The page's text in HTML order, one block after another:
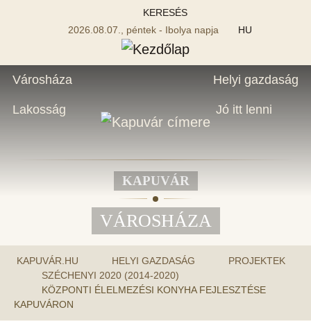
KERESÉS
2026.08.07., péntek - Ibolya napja
HU
Városháza
Lakosság
Helyi gazdaság
Jó itt lenni
KAPUVÁR
VÁROSHÁZA
KAPUVÁR.HU HELYI GAZDASÁG
PROJEKTEK
SZÉCHENYI 2020 (2014-2020)
KÖZPONTI ÉLELMEZÉSI KONYHA FEJLESZTÉSE
KAPUVÁRON